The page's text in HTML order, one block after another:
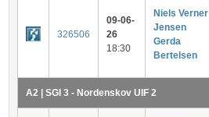
326506
09-06-
26
18:30
Niels Verner
Jensen
Gerda
Bertelsen
A2 | SGI 3 - Nordenskov UIF 2